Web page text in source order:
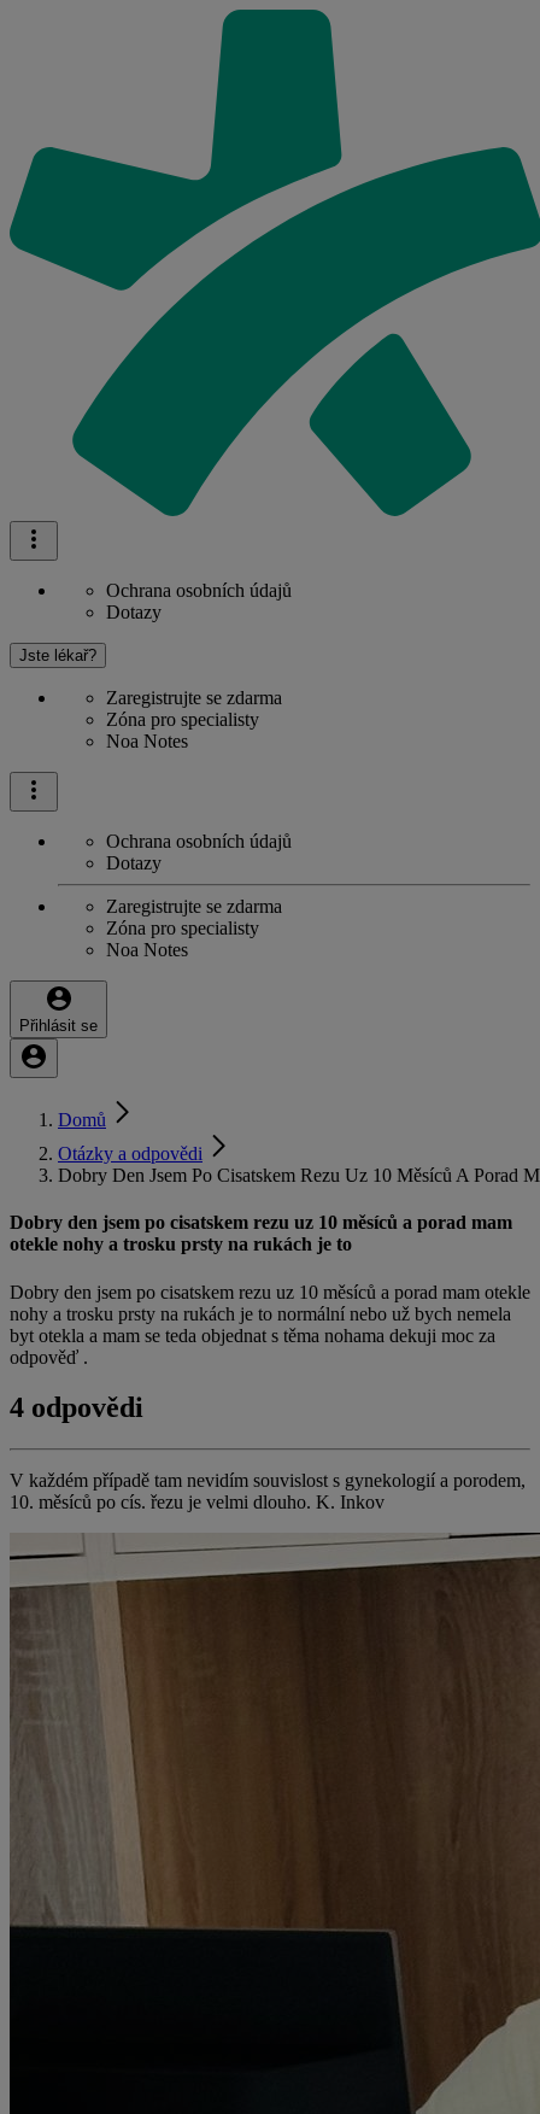
Ochrana osobních údajů
Dotazy
Jste lékař?
Zaregistrujte se zdarma
Zóna pro specialisty
Noa Notes
Ochrana osobních údajů
Dotazy
Zaregistrujte se zdarma
Zóna pro specialisty
Noa Notes
Přihlásit se
Domů
Otázky a odpovědi
Dobry Den Jsem Po Cisatskem Rezu Uz 10 Měsíců A Porad
Dobry den jsem po cisatskem rezu uz 10 měsíců a porad mam
otekle nohy a trosku prsty na rukách je to
Dobry den jsem po cisatskem rezu uz 10 měsíců a porad mam otekle
nohy a trosku prsty na rukách je to normální nebo už bych nemela
byt otekla a mam se teda objednat s těma nohama dekuji moc za
odpověď .
4 odpovědi
V každém případě tam nevidím souvislost s gynekologií a porodem,
10. měsíců po cís. řezu je velmi dlouho. K. Inkov